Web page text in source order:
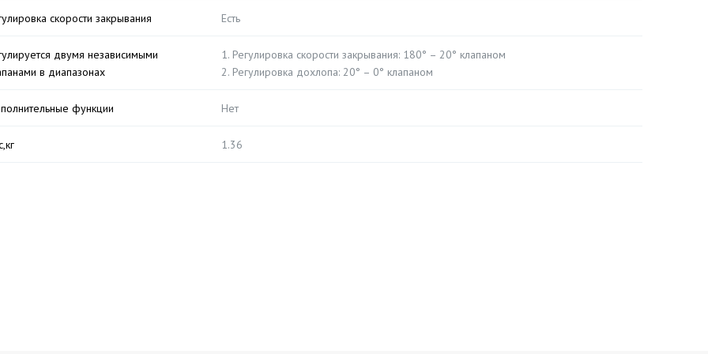
скорости закрывания Есть
двумя независимыми
в диапазонах
1. Регулировка скорости закрывания: 180° – 20° клапаном
2. Регулировка дохлопа: 20° – 0° клапаном
функции Нет
1.36